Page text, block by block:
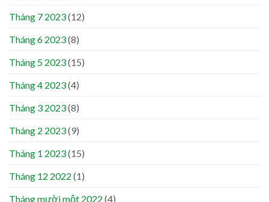
Tháng 7 2023(12)
Tháng 6 2023(8)
Tháng 5 2023(15)
Tháng 4 2023(4)
Tháng 3 2023(8)
Tháng 2 2023(9)
Tháng 1 2023(15)
Tháng 12 2022 (1)
Tháng mười một 2022 (4)